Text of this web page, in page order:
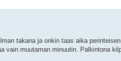
takana ja onkin taas aika
vain muutaman minuutin. Palkintona